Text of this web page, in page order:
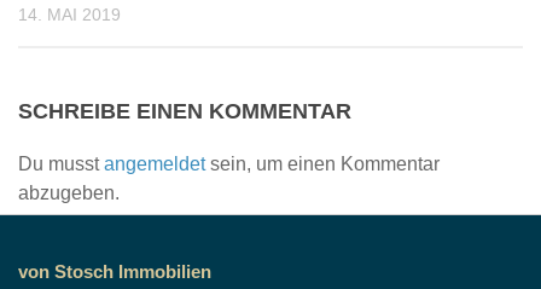
14. MAI 2019
SCHREIBE EINEN KOMMENTAR
Du musstangemeldetsein, um einen Kommentar
abzugeben.
von Stosch Immobilien